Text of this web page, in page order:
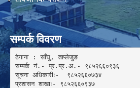
सम्पर्क विवरण
ठेगाना : साँघु, ताप्लेजुङ
सम्पर्क नं.- प्र.प्र.अ.- ९८५२६६०९३६
सूचना अधिकारीः-  ९८५२६६०७३४
प्रशासन शाखाः- ९८५२६६०९३७